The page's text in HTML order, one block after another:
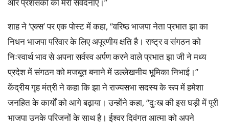
शाह ने ‘एक्स’ पर एक पोस्ट में कहा, ‘‘वरिष्ठ भाजपा नेता प्रभात झा का
निधन भाजपा परिवार के लिए अपूरणीय क्षति है। राष्ट्र व संगठन को
निःस्वार्थ भाव से अपना सर्वस्व अर्पण करने वाले प्रभात झा जी ने मध्य
प्रदेश में संगठन को मजबूत बनाने में उल्लेखनीय भूमिका निभाई।’’
केंद्रीय गृह मंत्री ने कहा कि झा ने राज्यसभा सदस्य के रूप में हमेशा
जनहित के कार्यों को आगे बढ़ाया। उन्होंने कहा, ‘‘दुःख की इस घड़ी में पूरी
भाजपा उनके परिजनों के साथ है। ईश्वर दिवंगत आत्मा को अपने